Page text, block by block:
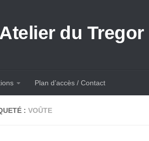
Plan d’accès / Contact
:VOÛTE